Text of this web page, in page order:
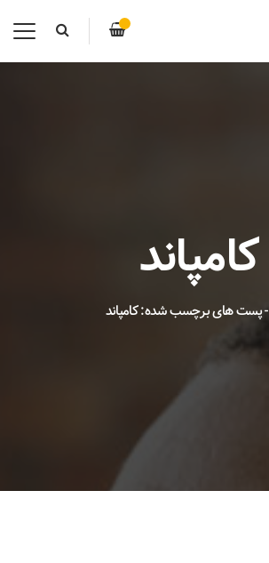
کامپاند
-پست های برچسب شده: کامپاند